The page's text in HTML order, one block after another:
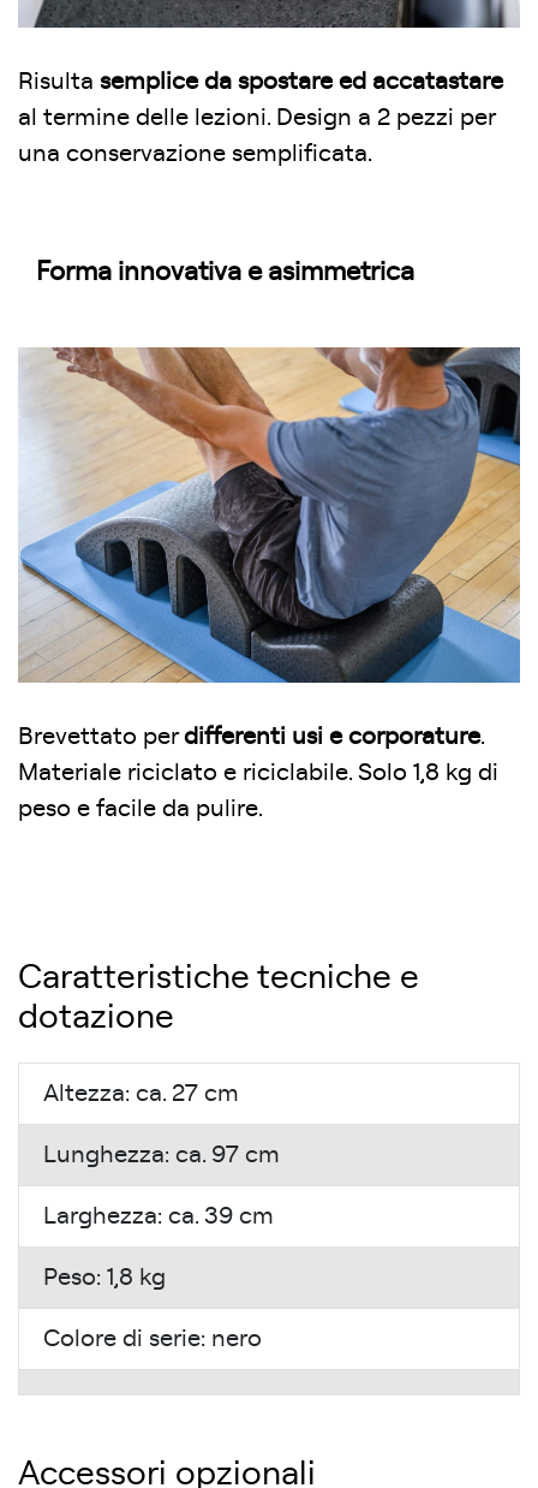
Risulta semplice da spostare ed accatastare
al termine delle lezioni. Design a 2 pezzi per
una conservazione semplificata.
Forma innovativa e asimmetrica
Brevettato perdifferenti usi e corporature.
Materiale riciclato e riciclabile. Solo 1,8 kg di
peso e facile da pulire.
Caratteristiche tecniche e
dotazione
Altezza: ca. 27 cm
Lunghezza: ca. 97 cm
Larghezza: ca. 39 cm
Peso: 1,8 kg
Colore di serie: nero
Accessori opzionali